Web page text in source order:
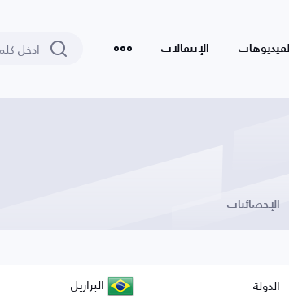
الفيديوهات الإنتقالات
الإحصائيات
الدولة البرازيل